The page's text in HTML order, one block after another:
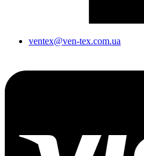
ventex@ven-tex.com.ua